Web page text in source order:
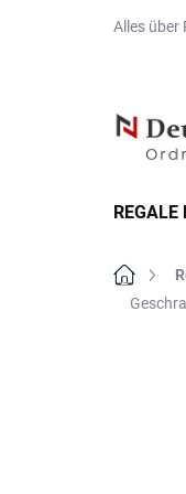
Alles über
REGALE